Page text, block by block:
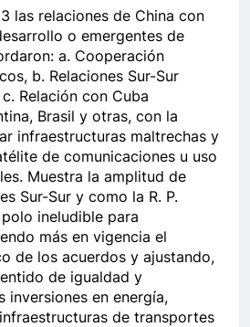
las relaciones de China con
o emergentes de
a. Cooperación
b. Relaciones Sur-Sur
Relación con Cuba
Brasil y otras, con la
infraestructuras maltrechas y
de comunicaciones u uso
Muestra la amplitud de
Sur-Sur y como la R. P.
ineludible para
más en vigencia el
de los acuerdos y ajustando,
de igualdad y
inversiones en energía,
de transportes